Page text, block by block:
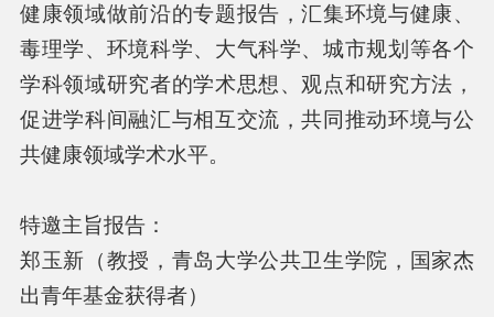
健康领域做前沿的专题报告，汇集环境与健康、
毒理学、环境科学、大气科学、城市规划等各个
学科领域研究者的学术思想、观点和研究方法，
促进学科间融汇与相互交流，共同推动环境与公
共健康领域学术水平。
特邀主旨报告：
郑玉新（教授，青岛大学公共卫生学院，国家杰
出青年基金获得者）